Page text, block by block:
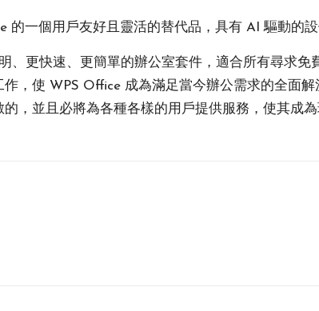
的一個用戶友好且靈活的替代品，具有 AI 驅動的
、更快速、更簡單的辦公室套件，適合所有尋求
，使 WPS Office 成為滿足當今辦公需求的全面
，並且必將為各種各樣的用戶提供服務，使其成為